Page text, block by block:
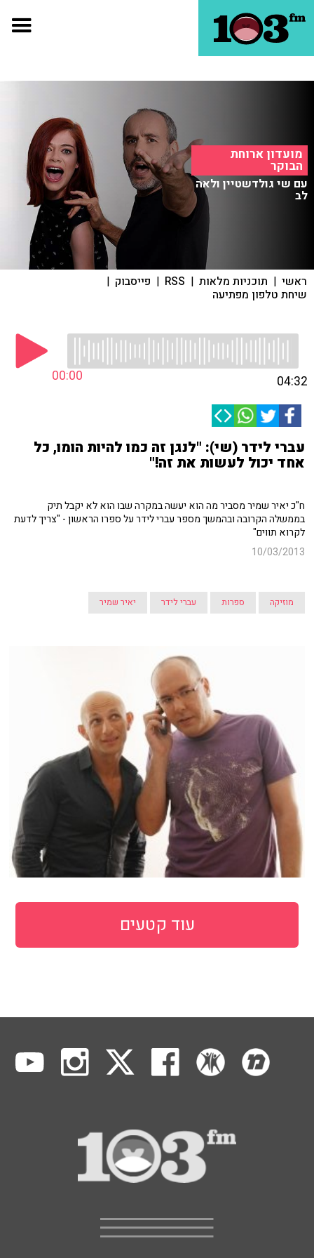
מועדון ארוחת
הבוקר
עם שי גולדשטיין ולאה
לב
ראשי | תוכניות מלאות |
RSS
| פייסבוק |
שיחת טלפון מפתיעה
00:00 04:32
עברי לידר (שי): "לנגן זה כמו להיות הומו, כל
אחד יכול לעשות את זה!"
ח"כ יאיר שמיר מסביר מה הוא יעשה במקרה שבו הוא לא יקבל תיק
בממשלה הקרובה ובהמשך מספר עברי לידר על ספרו הראשון - "צריך לדעת
לקרוא תווים"
10/03/2013
מוזיקה ספרות עברי לידר יאיר שמיר
עוד קטעים